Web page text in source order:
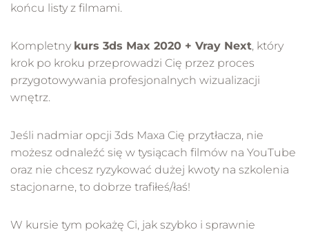
końcu listy z filmami.
Kompletny kurs 3ds Max 2020 + Vray Next, który
krok po kroku przeprowadzi Cię przez proces
przygotowywania profesjonalnych wizualizacji
wnętrz.
Jeśli nadmiar opcji 3ds Maxa Cię przytłacza, nie
możesz odnaleźć się w tysiącach filmów na YouTube
oraz nie chcesz ryzykować dużej kwoty na szkolenia
stacjonarne, to dobrze trafiłeś/łaś!
W kursie tym pokażę Ci, jak szybko i sprawnie